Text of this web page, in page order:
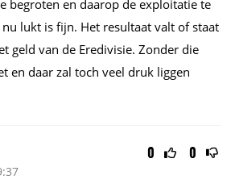
begroten en daarop de exploitatie te
lukt is fijn. Het resultaat valt of staat
geld van de Eredivisie. Zonder die
en daar zal toch veel druk liggen
0 0